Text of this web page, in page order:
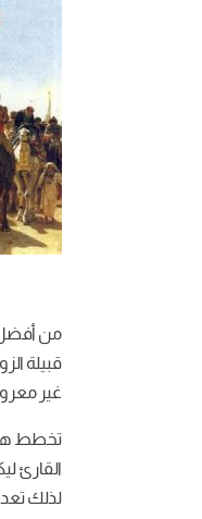
من أفضل
قبيلة
غير
تخطط
القارئ
لذلك